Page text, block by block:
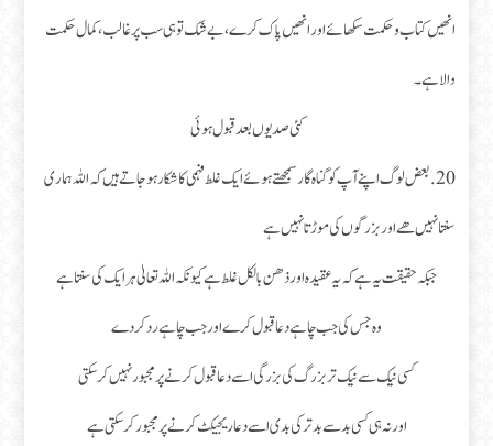
انھیں کتاب و حکمت سکھائے اور انھیں پاک کرے، بے شک تو ہی سب پر غالب، کمال حکمت
والا ہے۔
کئی صدیوں بعد قبول ہوئی
20.بعض لوگ اپنے آپ کو گناہ گار سمجھتے ہوئے ایک غلط فہمی کا شکار ہو جاتے ہیں کہ اللہ ہماری
سنتا نہیں ھے اور بزرگوں کی موڑتا نہیں ہے
جبکہ حقیقت یہ ہے کہ یہ عقیدہ اور ذھن بالکل غلط ہے کیونکہ اللہ تعالیٰ ہر ایک کی سنتا ہے
وہ جس کی جب چاہے دعا قبول کرے اور جب چاہے رد کردے
کسی نیک سے نیک تر بزرگ کی بزرگی اسے دعا قبول کرنے پر مجبور نہیں کر سکتی
اور نہ ہی کسی بد سے بد تر کی بدی اسے دعا ریجیکٹ کرنے پر مجبور کر سکتی ہے